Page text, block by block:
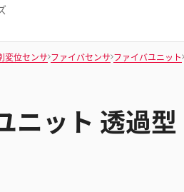
変位センサ ファイバセンサ ファイバユニット
ニット 透過型